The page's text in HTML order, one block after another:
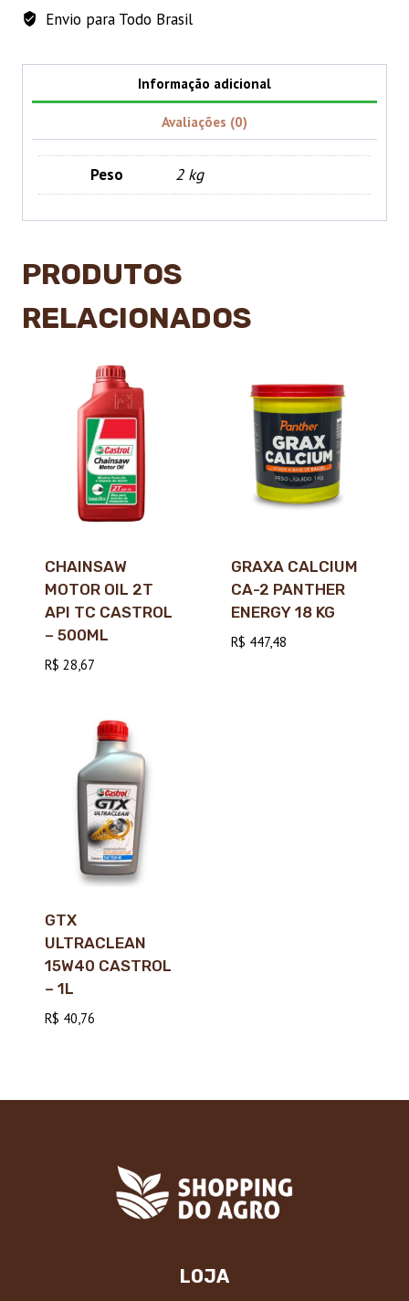
L
Envio para Todo Brasil
Informação adicional
Avaliações (0)
Peso 2 kg
PRODUTOS
RELACIONADOS
CHAINSAW
MOTOR OIL 2T
API TC CASTROL
– 500ML
R$ 28,67
GRAXA CALCIUM
CA-2 PANTHER
ENERGY 18 KG
R$ 447,48
GTX
ULTRACLEAN
15W40 CASTROL
– 1L
R$ 40,76
LOJA